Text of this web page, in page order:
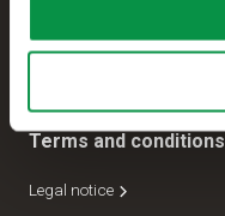
Terms and conditions
Legal notice